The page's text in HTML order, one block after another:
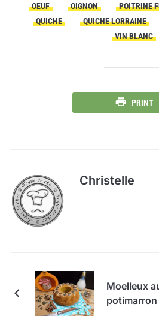
OEUF
OIGNON POITRINE
QUICHE
QUICHE LORRAINE
VIN BLANC
PRINT
Christelle
Moelleux
potimarron